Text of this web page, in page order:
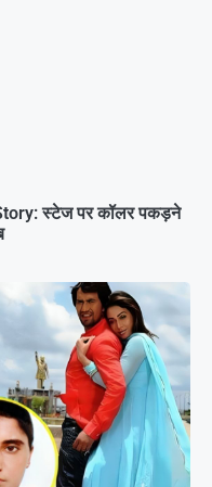
स्टेज पर कॉलर पकड़ने